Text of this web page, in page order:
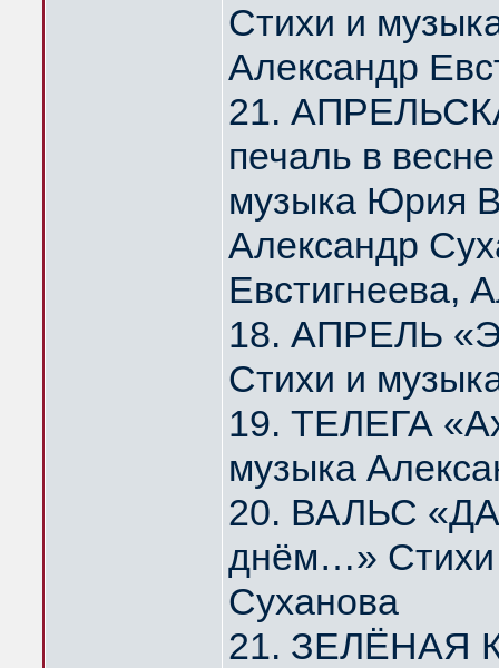
Стихи и
Александр
21.
печаль в
музыка Юрия
Александр
Евстигнеева,
18. АПРЕЛЬ
Стихи и
19. ТЕЛЕГА
музыка
20. ВАЛЬС «ДА
днём…» Стихи
Суханова
21. ЗЕЛЁНАЯ